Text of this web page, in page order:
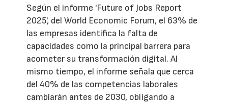
Según el informe 'Future of Jobs Report
2025', del World Economic Forum, el 63% de
las empresas identifica la falta de
capacidades como la principal barrera para
acometer su transformación digital. Al
mismo tiempo, el informe señala que cerca
del 40% de las competencias laborales
cambiarán antes de 2030, obligando a